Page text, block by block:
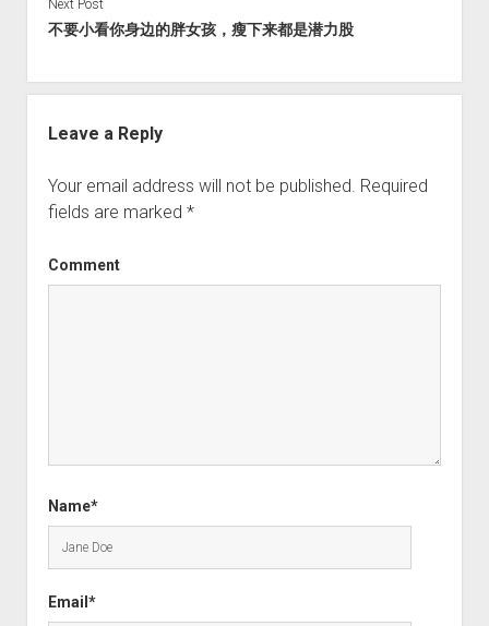
Next Post
不要小看你身边的胖女孩，瘦下来都是潜力股
Leave a Reply
Your email address will not be published. Required
fields are marked *
Comment
Name*
Email*